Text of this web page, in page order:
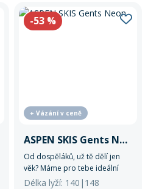
-53 %
+ Vázání v ceně
ASPEN SKIS Gents Neon
Od dospěláků, už tě dělí jen
věk? Máme pro tebe ideální
juniorské lyže!
Délka lyží: 140|148